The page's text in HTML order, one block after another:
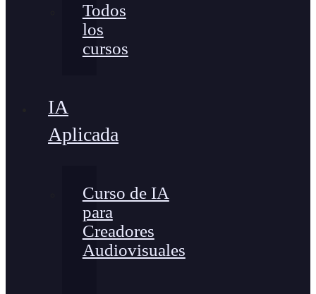
Todos
los
cursos
IA
Aplicada
Curso de IA
para
Creadores
Audiovisuales